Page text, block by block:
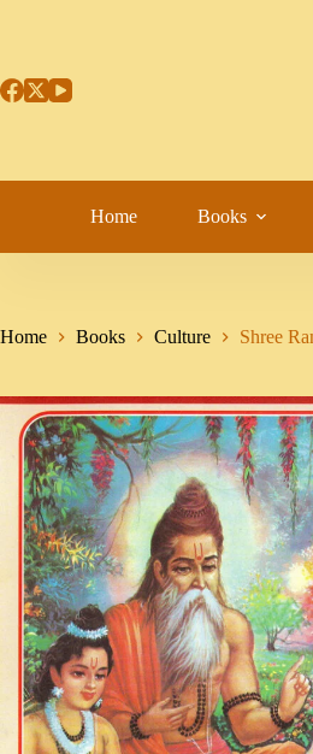
Home Books
Home Books Culture Shree